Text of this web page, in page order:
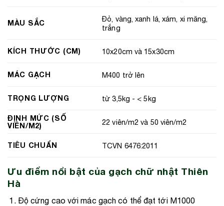
MÀU SẮC
Đỏ, vàng, xanh lá, xám, xi măng,
trắng
KÍCH THƯỚC (CM) 10x20cm và 15x30cm
MÁC GẠCH M400 trở lên
TRỌNG LƯỢNG từ 3,5kg - < 5kg
ĐỊNH MỨC (SỐ
VIÊN/M2)
22 viên/m2 và 50 viên/m2
TIÊU CHUẨN TCVN 6476:2011
Ưu điểm nổi bật của gạch chữ nhật Thiên
Hà
Độ cứng cao với mác gạch có thể đạt tới M1000